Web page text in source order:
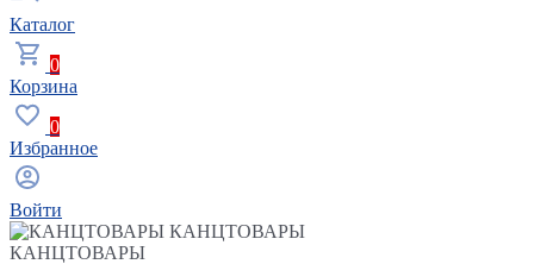
Каталог
0
Корзина
0
Избранное
Войти
КАНЦТОВАРЫ
КАНЦТОВАРЫ